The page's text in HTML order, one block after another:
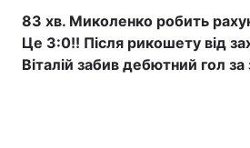
83 хв. Миколенко робить
Це 3:0!! Після рикошету від
Віталій забив дебютний гол за